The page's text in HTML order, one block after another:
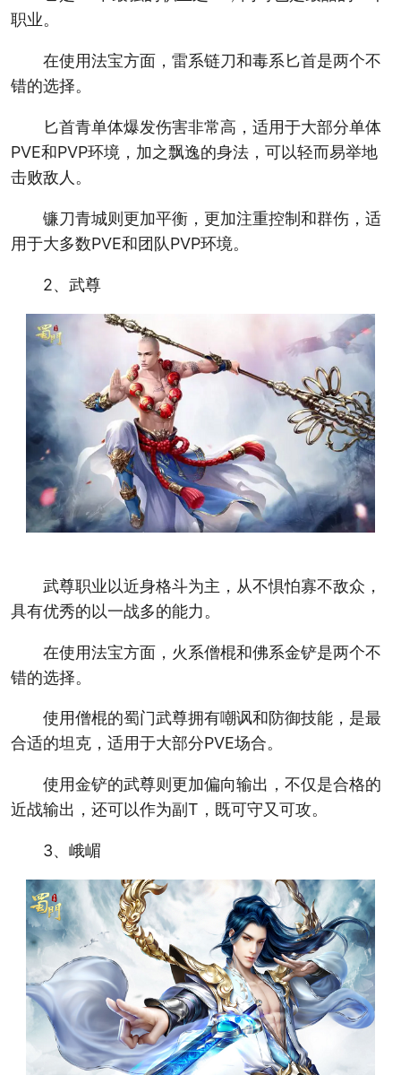
职业。
在使用法宝方面，雷系链刀和毒系匕首是两个不
错的选择。
匕首青单体爆发伤害非常高，适用于大部分单体
PVE和PVP环境，加之飘逸的身法，可以轻而易举地
击败敌人。
镰刀青城则更加平衡，更加注重控制和群伤，适
用于大多数PVE和团队PVP环境。
2、武尊
武尊职业以近身格斗为主，从不惧怕寡不敌众，
具有优秀的以一战多的能力。
在使用法宝方面，火系僧棍和佛系金铲是两个不
错的选择。
使用僧棍的蜀门武尊拥有嘲讽和防御技能，是最
合适的坦克，适用于大部分PVE场合。
使用金铲的武尊则更加偏向输出，不仅是合格的
近战输出，还可以作为副T，既可守又可攻。
3、峨嵋